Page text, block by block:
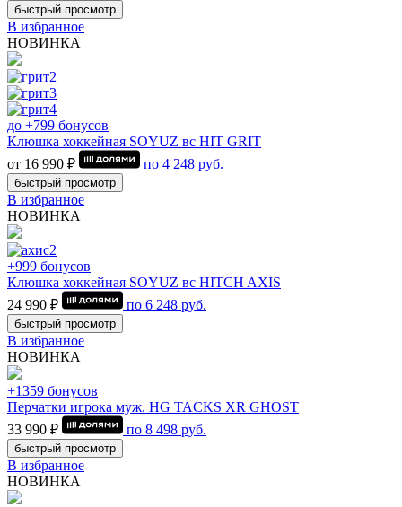
быстрый просмотр
В избранное
НОВИНКА
до +799 бонусов
Клюшка хоккейная SOYUZ вс HIT GRIT
от 16 990 ₽
по 4 248 руб.
быстрый просмотр
В избранное
НОВИНКА
+999 бонусов
Клюшка хоккейная SOYUZ вс HITCH AXIS
24 990 ₽
по 6 248 руб.
быстрый просмотр
В избранное
НОВИНКА
+1359 бонусов
Перчатки игрока муж. HG TACKS XR GHOST
33 990 ₽
по 8 498 руб.
быстрый просмотр
В избранное
НОВИНКА